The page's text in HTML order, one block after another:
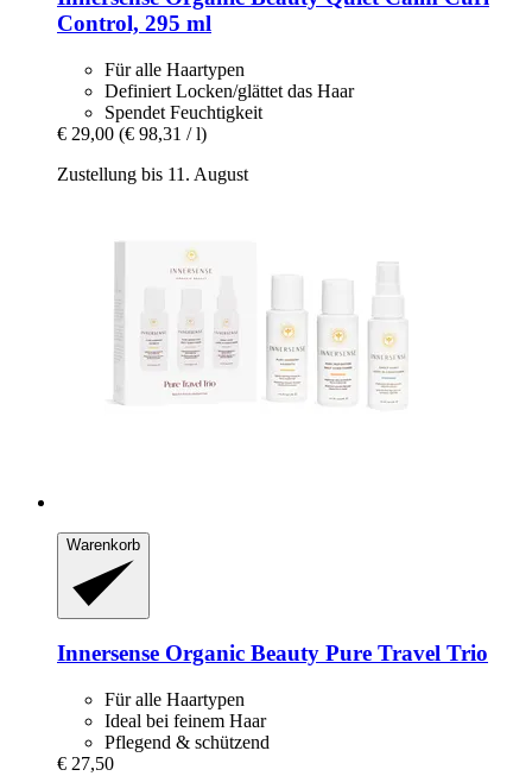
Control, 295 ml
Für alle Haartypen
Definiert Locken/glättet das Haar
Spendet Feuchtigkeit
€ 29,00 (€ 98,31 / l)
Zustellung bis 11. August
Warenkorb
Innersense Organic Beauty Pure Travel Trio
Für alle Haartypen
Ideal bei feinem Haar
Pflegend & schützend
€ 27,50